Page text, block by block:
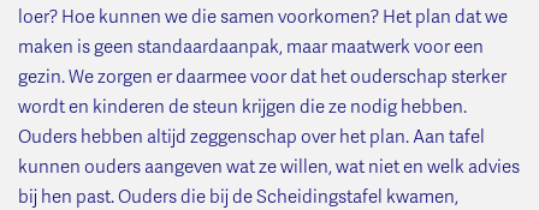
loer? Hoe kunnen we die samen voorkomen? Het plan dat we
maken is geen standaardaanpak, maar maatwerk voor een
gezin. We zorgen er daarmee voor dat het ouderschap sterker
wordt en kinderen de steun krijgen die ze nodig hebben.
Ouders hebben altijd zeggenschap over het plan. Aan tafel
kunnen ouders aangeven wat ze willen, wat niet en welk advies
bij hen past. Ouders die bij de Scheidingstafel kwamen,